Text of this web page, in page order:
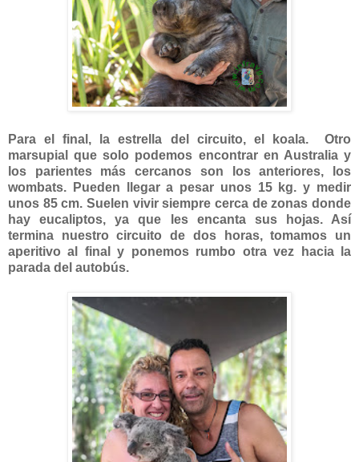
Para el final, la estrella del circuito, el koala. Otro
marsupial que solo podemos encontrar en Australia y
los parientes más cercanos son los anteriores, los
wombats. Pueden llegar a pesar unos 15 kg. y medir
unos 85 cm. Suelen vivir siempre cerca de zonas donde
hay eucaliptos, ya que les encanta sus hojas. Así
termina nuestro circuito de dos horas, tomamos un
aperitivo al final y ponemos rumbo otra vez hacia la
parada del autobús.